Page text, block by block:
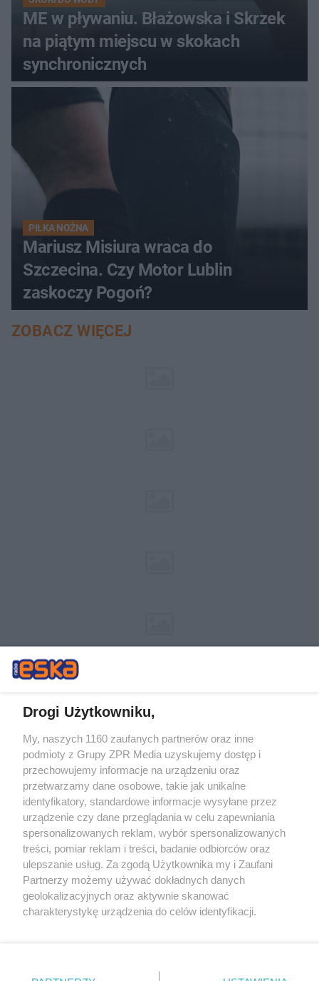
ME w pływaniu. Błażowska i Skrzek
na piątym miejscu w skokach
synchronicznych
PIŁKA NOŻNA
Mariusz Misiura wraca do
Szczecina. Czy Motor Lublin
zaskoczy Pogoń?
ZOBACZ WIĘCEJ
Żaden utwór zamieszczony w serwisie nie może być powielany i
rozpowszechniany lub dalej rozpowszechniany w jakikolwiek sposób (w
tym także elektroniczny lub mechaniczny) na jakimkolwiek polu
eksploatacji w jakiejkolwiek formie, włącznie z umieszczaniem w
Internecie bez pisemnej zgody właściciela praw. Jakiekolwiek użycie lub
wykorzystanie utworów w całości lub w części z naruszeniem prawa,
tzn. bez właściwej zgody, jest zabronione pod groźbą kary i może być
ścigane prawnie.
Drogi Użytkowniku,
My, naszych 1160 zaufanych partnerów oraz inne
podmioty z Grupy ZPR Media uzyskujemy dostęp i
przechowujemy informacje na urządzeniu oraz
przetwarzamy dane osobowe, takie jak unikalne
identyfikatory, standardowe informacje wysyłane przez
urządzenie czy dane przeglądania w celu zapewniania
spersonalizowanych reklam, wybór spersonalizowanych
treści, pomiar reklam i treści, badanie odbiorców oraz
ulepszanie usług. Za zgodą Użytkownika my i Zaufani
Partnerzy możemy używać dokładnych danych
geolokalizacyjnych oraz aktywnie skanować
charakterystykę urządzenia do celów identyfikacji.
zmienić/wycofać klikając przycisk ustawień prywatności